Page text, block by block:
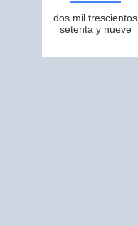
dos mil trescientos
setenta y nueve